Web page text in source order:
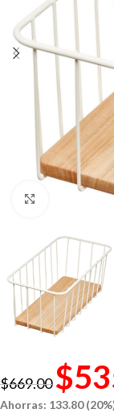
Click to
$669.00 $
Ahorras: 133.80